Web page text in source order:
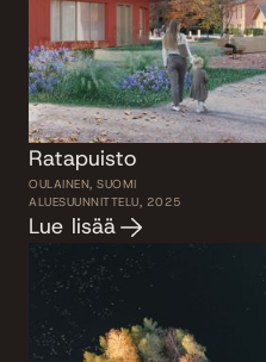
Ratapuisto
OULAINEN, SUOMI
ALUESUUNNITTELU, 2025
Lue lisää